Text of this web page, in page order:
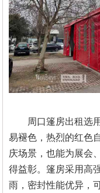
周口篷房出租选
易褪色，热烈的红色
庆场景，也能为展会
得益彰。篷房采用高
雨，密封性能优异，